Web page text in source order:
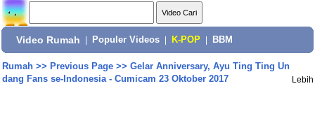
Video Rumah Populer Videos K-POP BBM
Rumah>> Previous Page>> Gelar Anniversary, Ayu Ting Ting Un
dang Fans se-Indonesia - Cumicam 23 Oktober 2017
Lebih